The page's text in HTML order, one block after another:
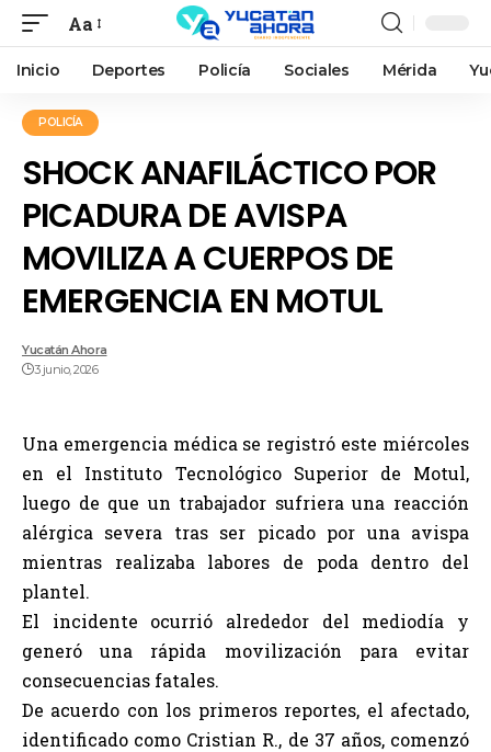
Aa
Inicio Deportes Policía Sociales Mérida
POLICÍA
SHOCK ANAFILÁCTICO POR
PICADURA DE AVISPA
MOVILIZA A CUERPOS DE
EMERGENCIA EN MOTUL
Yucatán Ahora
3 junio, 2026
Una emergencia médica se registró este miércoles
en el Instituto Tecnológico Superior de Motul,
luego de que un trabajador sufriera una reacción
alérgica severa tras ser picado por una avispa
mientras realizaba labores de poda dentro del
plantel.
El incidente ocurrió alrededor del mediodía y
generó una rápida movilización para evitar
consecuencias fatales.
De acuerdo con los primeros reportes, el afectado,
identificado como Cristian R., de 37 años, comenzó